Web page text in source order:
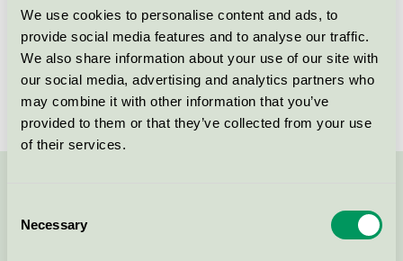
We use cookies to personalise content and ads, to
provide social media features and to analyse our traffic.
We also share information about your use of our site with
our social media, advertising and analytics partners who
may combine it with other information that you’ve
provided to them or that they’ve collected from your use
of their services.
Selection
Necessary
Voniko LR03
Svanen / Voniko / Engångsbatteri